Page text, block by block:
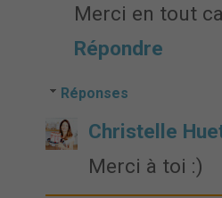
Merci en tout
Répondre
Réponses
Christelle
Merci à toi :)